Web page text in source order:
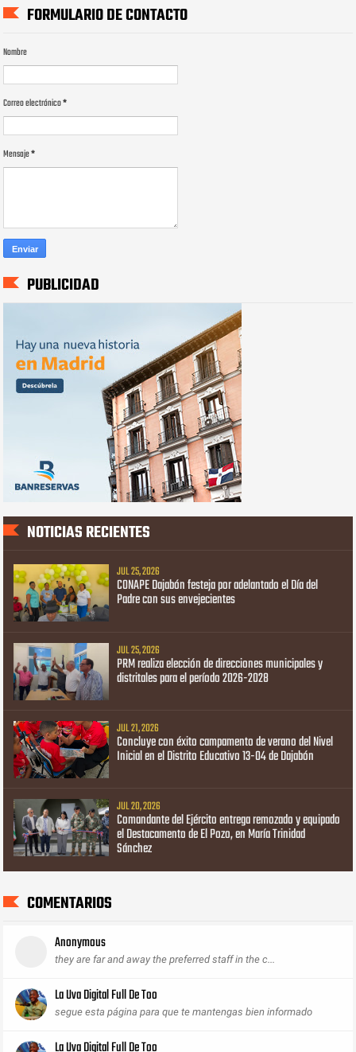
FORMULARIO DE CONTACTO
Nombre
Correo electrónico*
Mensaje*
PUBLICIDAD
NOTICIAS RECIENTES
JUL 25, 2026
CONAPE Dajabón festeja por adelantado el Día del
Padre con sus envejecientes
JUL 25, 2026
PRM realiza elección de direcciones municipales y
distritales para el período 2026-2028
JUL 21, 2026
Concluye con éxito campamento de verano del Nivel
Inicial en el Distrito Educativo 13-04 de Dajabón
JUL 20, 2026
Comandante del Ejército entrega remozado y equipado
el Destacamento de El Pozo, en María Trinidad
Sánchez
COMENTARIOS
Anonymous
they are far and away the preferred staff in the c...
La Uva Digital Full De Too
segue esta página para que te mantengas bien informado